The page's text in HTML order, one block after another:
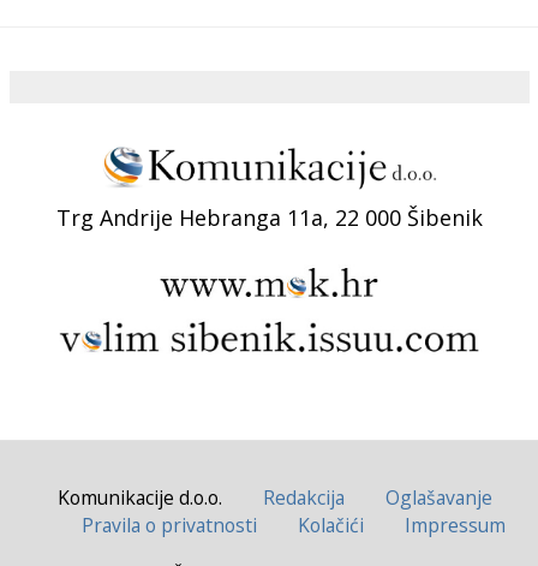
Trg Andrije Hebranga 11a, 22 000 Šibenik
Komunikacije d.o.o. Redakcija
Oglašavanje
Pravila o privatnosti
Kolačići
Impressum